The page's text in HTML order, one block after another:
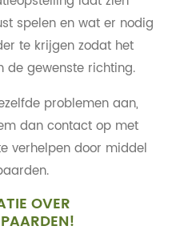
spelen en wat er nodig
te krijgen zodat het
de gewenste richting.
problemen aan,
dan contact op met
verhelpen door middel
OVER